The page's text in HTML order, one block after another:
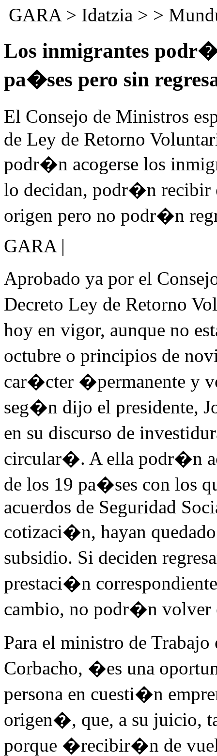
GARA> Idatzia > >
Los inmigrantes
pa�ses pero sin
El Consejo de Ministros
de Ley de Retorno
podr�n acogerse los
lo decidan, podr�n recibir
origen pero no podr�n
GARA |
Aprobado ya por el
Decreto Ley de Retorno
hoy en vigor, aunque no
octubre o principios de
car�cter �permanente y
seg�n dijo el presidente,
en su discurso de
circular�. A ella podr�n
de los 19 pa�ses con los
acuerdos de Seguridad
cotizaci�n, hayan
subsidio. Si deciden
prestaci�n
cambio, no podr�n volver
Para el ministro de
Corbacho, �es una
persona en cuesti�n
origen�, que, a su juicio,
porque �recibir�n de